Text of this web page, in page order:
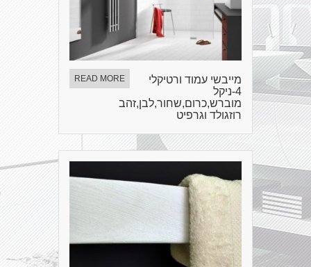
מייבשי עמוד ורטיקלי
4-ניקל
מוברש,כרום,שחור,לבן,זהב
רוזגולד וגרפיט
READ MORE